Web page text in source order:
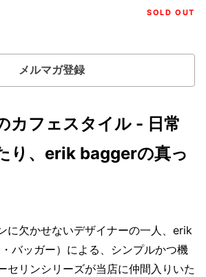
SOLD OUT
メルマガ登録
カフェスタイル - 日常
り、erik baggerの真っ
に欠かせないデザイナーの一人、erik
バッガー）による、シンプルかつ機
セリンシリーズが当店に仲間入りいた